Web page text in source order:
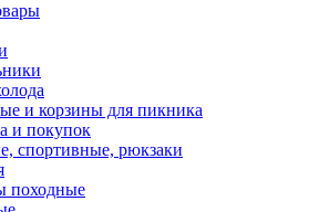
и корзины для пикника
и покупок
спортивные, рюкзаки
походные